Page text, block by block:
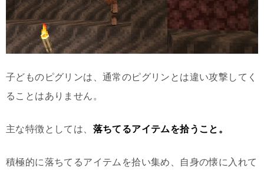
子どものピグリンは、通常のピグリンとは違い攻撃してく
ることはありません。
主な特徴としては、 落ちてるアイテムを拾うこと。
積極的に落ちてるアイテムを拾い集め、自身の懐に入れて